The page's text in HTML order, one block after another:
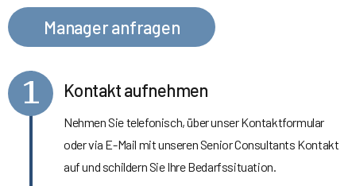
Manager anfragen
1 Kontakt aufnehmen
Nehmen Sie telefonisch, über unser Kontaktformular
oder via E-Mail mit unseren Senior Consultants Kontakt
auf und schildern Sie Ihre Bedarfssituation.